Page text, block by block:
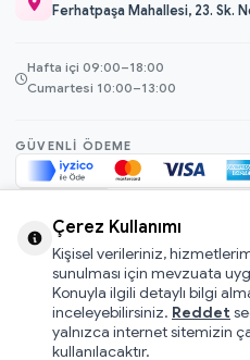
Ferhatpaşa Mahallesi, 23. Sk.
Hafta içi 09:00–18:00
Cumartesi 10:00–13:00
GÜVENLI ÖDEME
© 2026 Mamacı Teyze · Nurşen
Mesafeli
Pati Puan
Gizlilik ve
Çerez Kullanımı
Kişisel verileriniz,
sunulması için mevzuata
Konuyla ilgili detaylı bilgi
inceleyebilirsiniz. Reddet
yalnızca internet sitemizin
kullanılacaktır.